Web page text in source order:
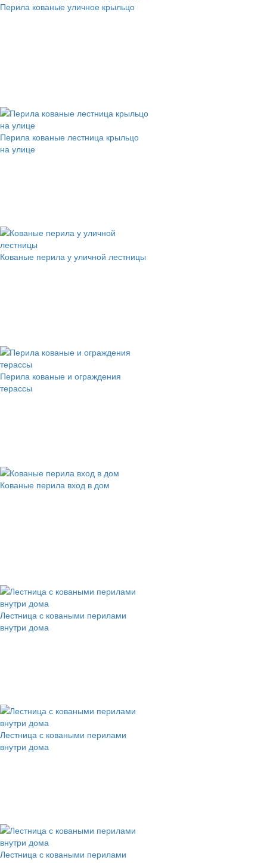
Перила кованые уличное крыльцо
Перила кованые лестница крыльцо
на улице
Кованые перила у уличной лестницы
Перила кованые и ограждения
терассы
Кованые перила вход в дом
Лестница с коваными перилами
внутри дома
Лестница с коваными перилами
внутри дома
Лестница с коваными перилами